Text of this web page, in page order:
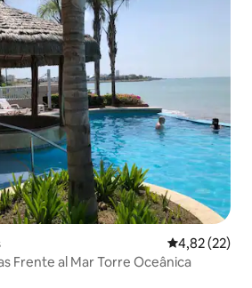
4,82 de uma
4,82 (22)
Frente al Mar Torre Oceânica